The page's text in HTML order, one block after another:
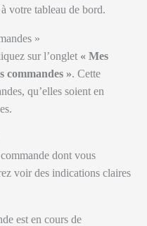
votre tableau de bord.
»
sur l’onglet « Mes
commandes ». Cette
qu’elles soient en
dont vous
voir des indications claires
est en cours de